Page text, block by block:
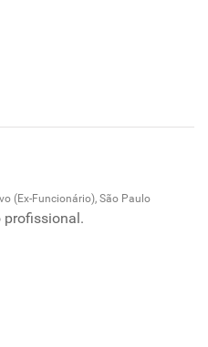
(Ex-Funcionário), São Paulo
profissional.